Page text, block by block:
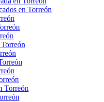
en Torreón
Torreón